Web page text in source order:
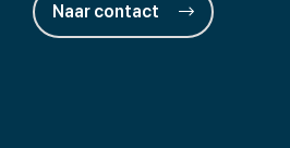
Naar contact